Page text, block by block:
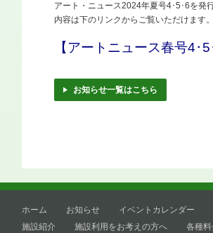
アート・ニュース2024年夏号4･5･6を発
内容は下のリンクからご覧いただけます。
【アートニュース春号4･5
お知らせ一覧はこちら
ホーム お知らせ イベントカレンダー
施設紹介
施設利用をお考えの方へ 各種